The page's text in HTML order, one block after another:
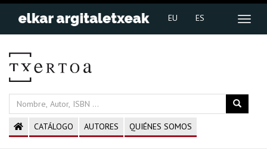
EU ES
CATÁLOGO AUTORES QUIÉNES SOMOS